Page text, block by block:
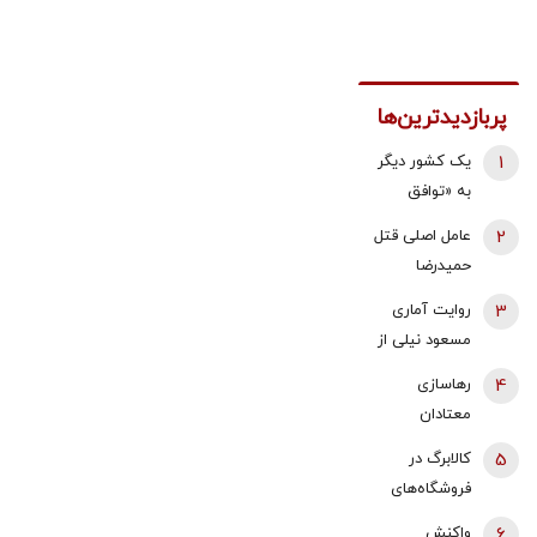
پربازدیدترین‌ها
یک کشور دیگر
به «توافق
پیوندد/ ترکیه
خیال ایران را
راحت کرد
1
عامل اصلی قتل
حمیدرضا
دستگیر شد
2
روایت آماری
مسعود نیلی از
1405؛ نرخ ارز،
تقریبا ۵۰ برابر
شده و ۱۶‌
میلیون نفر به
3
رهاسازی
معتادان
متجاهر در
تهران؟/ شرایط
سختی که زنان
4
کالابرگ در
فروشگاه‌های
5